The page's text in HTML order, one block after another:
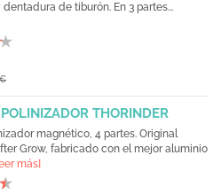
de tiburón. En 3 partes...
€
THORINDER
magnético, 4 partes. Original
Grow, fabricado con el mejor aluminio
más]